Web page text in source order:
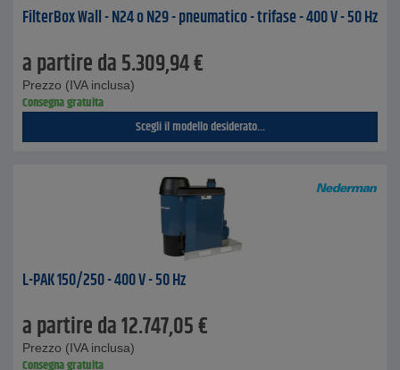
FilterBox Wall - N24 o N29 - pneumatico - trifase - 400 V - 50 Hz
a partire da5.309,94€
Prezzo (IVA inclusa)
Consegna gratuita
Scegli il modello desiderato...
L-PAK 150/250 - 400 V - 50 Hz
a partire da12.747,05€
Prezzo (IVA inclusa)
Consegna gratuita